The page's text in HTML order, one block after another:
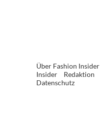
Über Fashion Insider
Insider
Redaktion
Datenschutz